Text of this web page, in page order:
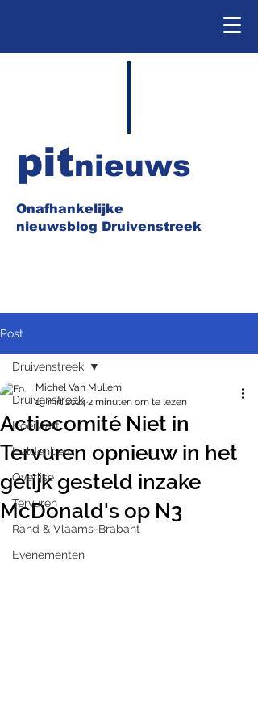
Onafhankelijke
nieuwsblog Druivenstreek
pitnieuws
Post
Druivenstreek
Hoeilaart
Huldenberg
Overijse
Tervuren
Rand & Vlaams-Brabant
Evenementen
Druivenstreek
Actiecomité Niet in
Tervuren opnieuw in het
gelijk gesteld inzake
McDonald's op N3
Michel Van Mullem
19 mrt 2024 2 minuten om te lezen